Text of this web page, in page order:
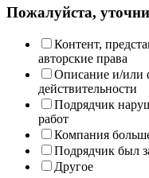
Пожалуйста,
Контент,
авторские права
Описание и/или
действительности
Подрядчик
работ
Компания
Подрядчик был
Другое